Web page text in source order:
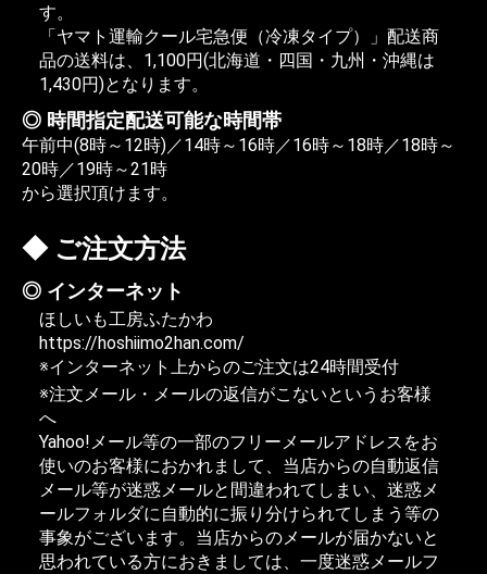
す。
「ヤマト運輸クール宅急便（冷凍タイプ）」配送商
品の送料は、1,100円(北海道・四国・九州・沖縄は
1,430円)となります。
時間指定配送可能な時間帯
午前中(8時～12時)／14時～16時／16時～18時／18時～
20時／19時～21時
から選択頂けます。
ご注文方法
インターネット
ほしいも工房ふたかわ
https://hoshiimo2han.com/
※インターネット上からのご注文は24時間受付
※注文メール・メールの返信がこないというお客様
へ
Yahoo!メール等の一部のフリーメールアドレスをお
使いのお客様におかれまして、当店からの自動返信
メール等が迷惑メールと間違われてしまい、迷惑メ
ールフォルダに自動的に振り分けられてしまう等の
事象がございます。当店からのメールが届かないと
思われている方におきましては、 一度迷惑メールフ